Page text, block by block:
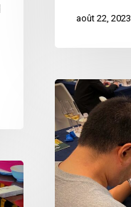
août 22, 2023